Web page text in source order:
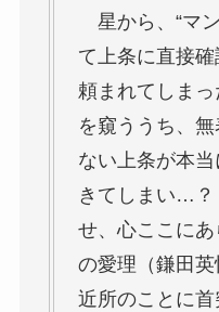
星から、“マ
て上条に直接
頼まれてしま
を窺ううち、
ない上条が本
きてしまい…
せ、心ここに
の愛理（鎌田
近所のことに